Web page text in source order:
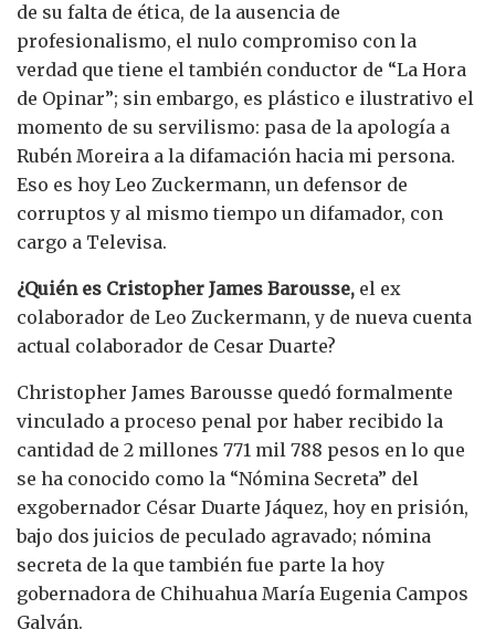
de su falta de ética, de la ausencia de
profesionalismo, el nulo compromiso con la
verdad que tiene el también conductor de “La Hora
de Opinar”; sin embargo, es plástico e ilustrativo el
momento de su servilismo: pasa de la apología a
Rubén Moreira a la difamación hacia mi persona.
Eso es hoy Leo Zuckermann, un defensor de
corruptos y al mismo tiempo un difamador, con
cargo a Televisa.
¿Quién es Cristopher James Barousse, el ex
colaborador de Leo Zuckermann, y de nueva cuenta
actual colaborador de Cesar Duarte?
Christopher James Barousse quedó formalmente
vinculado a proceso penal por haber recibido la
cantidad de 2 millones 771 mil 788 pesos en lo que
se ha conocido como la “Nómina Secreta” del
exgobernador César Duarte Jáquez, hoy en prisión,
bajo dos juicios de peculado agravado; nómina
secreta de la que también fue parte la hoy
gobernadora de Chihuahua María Eugenia Campos
Galván.